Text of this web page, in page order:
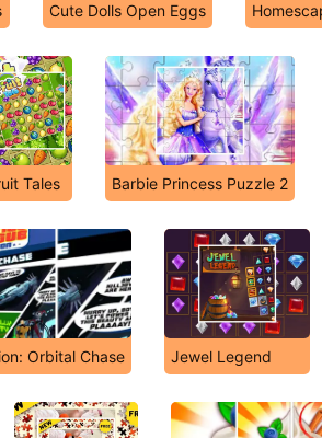
Cute Dolls Open Eggs
Tales Barbie Princess Puzzle 2
Orbital Chase Jewel Legend